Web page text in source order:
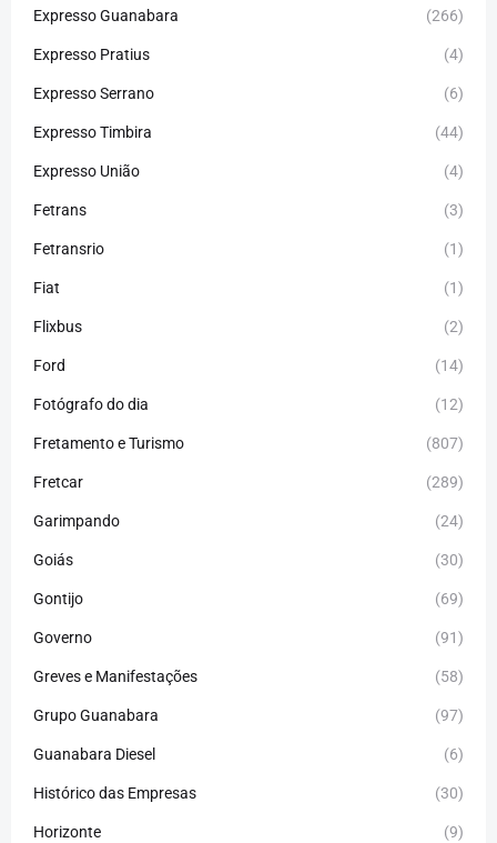
Expresso Guanabara (266)
Expresso Pratius (4)
Expresso Serrano (6)
Expresso Timbira (44)
Expresso União (4)
Fetrans (3)
Fetransrio (1)
Fiat (1)
Flixbus (2)
Ford (14)
Fotógrafo do dia (12)
Fretamento e Turismo (807)
Fretcar (289)
Garimpando (24)
Goiás (30)
Gontijo (69)
Governo (91)
Greves e Manifestações (58)
Grupo Guanabara (97)
Guanabara Diesel (6)
Histórico das Empresas (30)
Horizonte (9)